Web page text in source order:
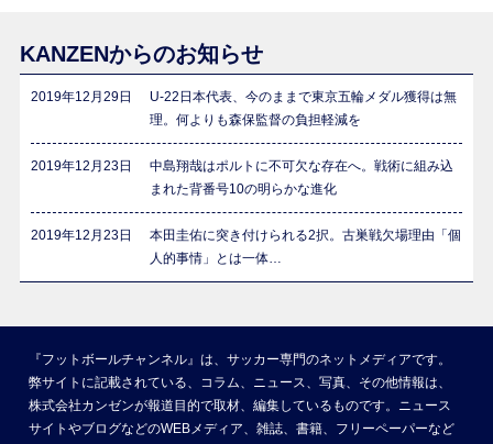
KANZENからのお知らせ
2019年12月29日
U-22日本代表、今のままで東京五輪メダル獲得は無
理。何よりも森保監督の負担軽減を
2019年12月23日
中島翔哉はポルトに不可欠な存在へ。戦術に組み込
まれた背番号10の明らかな進化
2019年12月23日
本田圭佑に突き付けられる2択。古巣戦欠場理由「個
人的事情」とは一体…
『フットボールチャンネル』は、サッカー専門のネットメディアです。
弊サイトに記載されている、コラム、ニュース、写真、その他情報は、
株式会社カンゼンが報道目的で取材、編集しているものです。ニュース
サイトやブログなどのWEBメディア、雑誌、書籍、フリーペーパーなど